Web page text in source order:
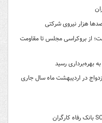
هزار نیروی شرکتی
از بروکراسی مجلس تا مقاومت
بهره‌برداری رسید
تسهیلات ازدواج در اردیبهشت ماه سال جاری